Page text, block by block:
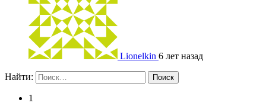
Lionelkin 6 лет назад
Найти:
1